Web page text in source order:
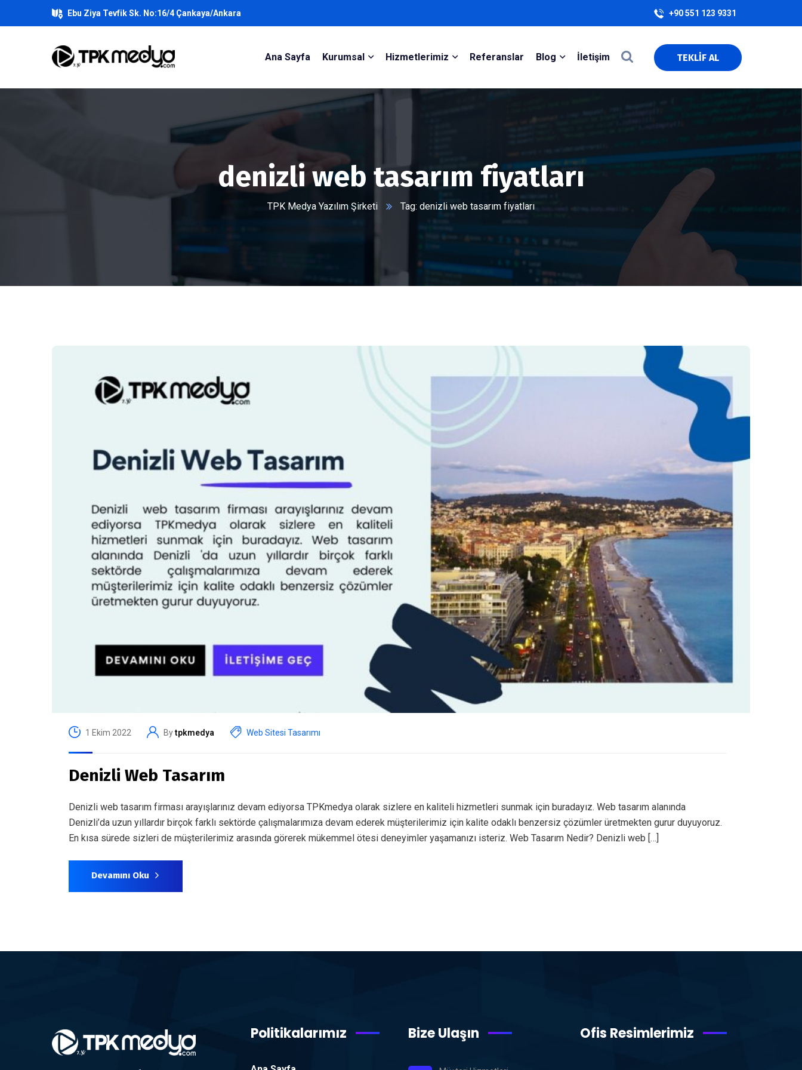
Ebu Ziya Tevfik Sk. No:16/4 Çankaya/Ankara +90 551 123 9331
Ana Sayfa Kurumsal Hizmetlerimiz Referanslar Blog İletişim TEKLİF AL
denizli web tasarım fiyatları
TPK Medya Yazılım Şirketi Tag: denizli web tasarım fiyatları
1 Ekim 2022 Bytpkmedya Web Sitesi Tasarımı
Denizli Web Tasarım
Denizli web tasarım firması arayışlarınız devam ediyorsa TPKmedya olarak sizlere en kaliteli hizmetleri sunmak için buradayız. Web tasarım alanında
Denizli’da uzun yıllardır birçok farklı sektörde çalışmalarımıza devam ederek müşterilerimiz için kalite odaklı benzersiz çözümler üretmekten gurur duyuyoruz.
En kısa sürede sizleri de müşterilerimiz arasında görerek mükemmel ötesi deneyimler yaşamanızı isteriz. Web Tasarım Nedir? Denizli web […]
Devamını Oku
Politikalarımız Bize Ulaşın Ofis Resimlerimiz